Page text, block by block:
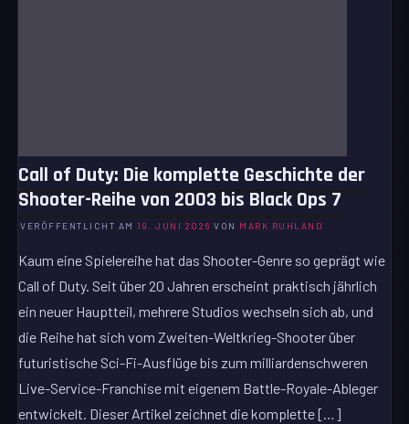
Call of Duty: Die komplette Geschichte der
Shooter-Reihe von 2003 bis Black Ops 7
VERÖFFENTLICHT AM 19. JUNI 2026 VON MARK RUHLAND
Kaum eine Spielereihe hat das Shooter-Genre so geprägt wie
Call of Duty. Seit über 20 Jahren erscheint praktisch jährlich
ein neuer Hauptteil, mehrere Studios wechseln sich ab, und
die Reihe hat sich vom Zweiten-Weltkrieg-Shooter über
futuristische Sci-Fi-Ausflüge bis zum milliardenschweren
Live-Service-Franchise mit eigenem Battle-Royale-Ableger
entwickelt. Dieser Artikel zeichnet die komplette […]